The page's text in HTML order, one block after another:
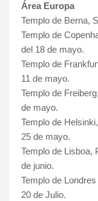
Área Europa
Templo de Berna,
Templo de
del 18 de mayo.
Templo de
11 de mayo.
Templo de
de mayo.
Templo de
25 de mayo.
Templo de Lisboa,
de junio.
Templo de
20 de Julio.